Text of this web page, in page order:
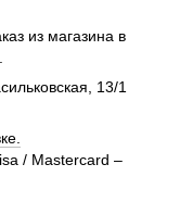
из магазина в
13/1
/ Mastercard –